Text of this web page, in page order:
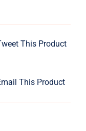
This Product
This Product